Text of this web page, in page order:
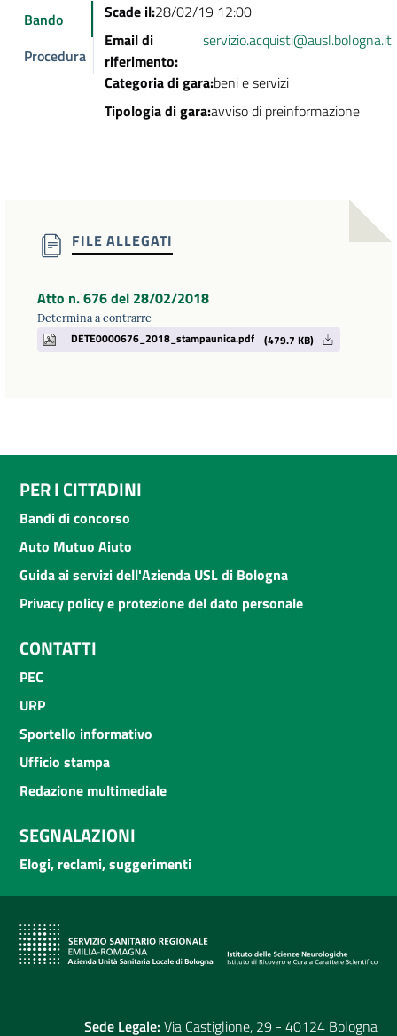
Bando
Procedura
Scade il:28/02/19 12:00
Email di
riferimento:
servizio.acquisti@ausl.bologna.it
Categoria di gara:beni e servizi
Tipologia di gara:avviso di preinformazione
FILE ALLEGATI
Atto n. 676 del 28/02/2018
Determina a contrarre
DETE0000676_2018_stampaunica.pdf (479.7 KB)
PER I CITTADINI
Bandi di concorso
Auto Mutuo Aiuto
Guida ai servizi dell'Azienda USL di Bologna
Privacy policy e protezione del dato personale
CONTATTI
PEC
URP
Sportello informativo
Ufficio stampa
Redazione multimediale
SEGNALAZIONI
Elogi, reclami, suggerimenti
Sede Legale: Via Castiglione, 29 - 40124 Bologna